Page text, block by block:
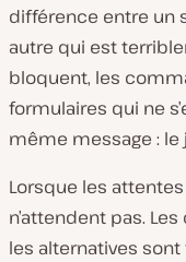
différence entre un
autre qui est
bloquent, les
formulaires qui ne
même message : le
Lorsque les
n’attendent pas.
les alternatives